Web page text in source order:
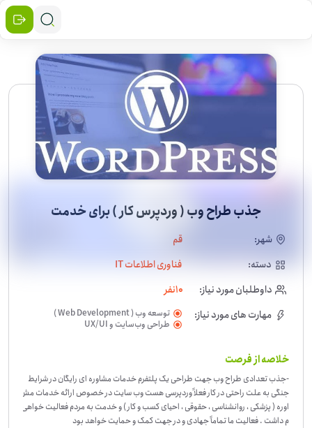
جذب طراح وب ( وردپرس کار ) برای خدمت
شهر:
قم
دسته:
فناوری اطلاعات IT
داوطلبان مورد نیاز:
10نفر
مهارت های مورد نیاز:
توسعه وب ( Web Development )
طراحی وب‌سایت و UX/UI
خلاصه از فرصت
-جذب تعدادی طراح وب جهت طراحی یک پلتفرم خدمات مشاوره ای رایگان در شرایط
جنگی به علت راحتی در کار فعلاً وردپرسی هست وب سایت در خصوص ارائه خدمات مش
اوره ( پزشکی ، روانشناسی ، حقوقی ، احیای کسب و کار ) و خدمت به مردم فعالیت خواهی
م داشت . فعالیت ما تماماً جهادی و در جهت کمک و حمایت خواهد بود